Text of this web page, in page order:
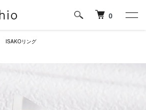
0
ISAKOリング